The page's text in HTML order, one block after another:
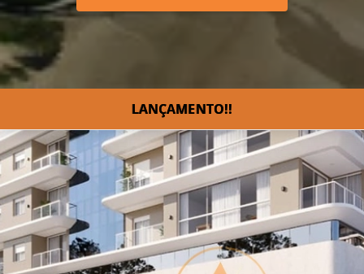
LANÇAMENTO!!